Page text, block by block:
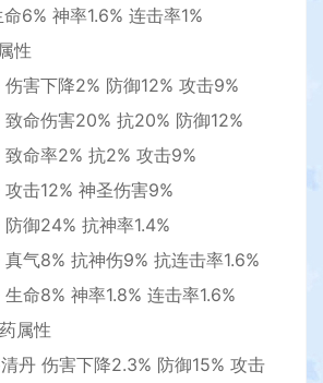
神率1.6% 连击率1%
性
下降2% 防御12% 攻击9%
伤害20% 抗20% 防御12%
率2% 抗2% 攻击9%
12% 神圣伤害9%
24% 抗神率1.4%
8% 抗神伤9% 抗连击率1.6%
8% 神率1.8% 连击率1.6%
性
伤害下降2.3% 防御15% 攻击